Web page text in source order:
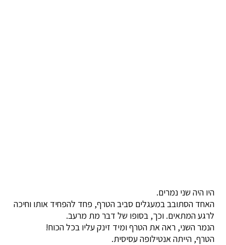
היו היה שני נמרים.
האחד הסתובב במעגלים סביב הטרף, פחד להפחיד אותו וחיכה
לרגע המתאים. וכך, בסופו של דבר מת מרעב.
הנמר השני, ראה את הטרף ומיד זינק עליו בכל הכוח!
הטרף, הייתה אנטילופה עסיסית.